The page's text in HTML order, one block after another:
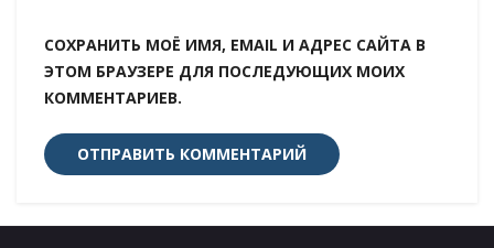
СОХРАНИТЬ МОЁ ИМЯ, EMAIL И АДРЕС САЙТА В
ЭТОМ БРАУЗЕРЕ ДЛЯ ПОСЛЕДУЮЩИХ МОИХ
КОММЕНТАРИЕВ.